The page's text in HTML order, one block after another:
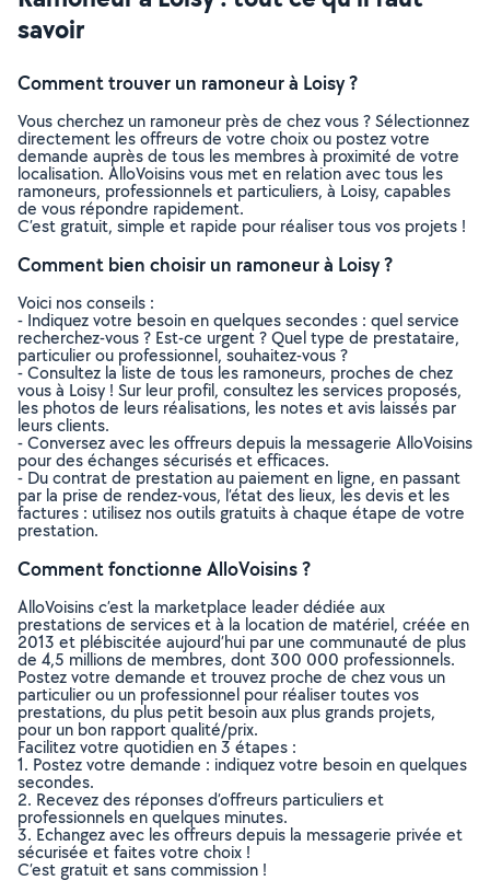
savoir
Comment trouver un ramoneur à Loisy ?
Vous cherchez un ramoneur près de chez vous ? Sélectionnez
directement les offreurs de votre choix ou postez votre
demande auprès de tous les membres à proximité de votre
localisation. AlloVoisins vous met en relation avec tous les
ramoneurs, professionnels et particuliers, à Loisy, capables
de vous répondre rapidement.
C’est gratuit, simple et rapide pour réaliser tous vos projets !
Comment bien choisir un ramoneur à Loisy ?
Voici nos conseils :
- Indiquez votre besoin en quelques secondes : quel service
recherchez-vous ? Est-ce urgent ? Quel type de prestataire,
particulier ou professionnel, souhaitez-vous ?
- Consultez la liste de tous les ramoneurs, proches de chez
vous à Loisy ! Sur leur profil, consultez les services proposés,
les photos de leurs réalisations, les notes et avis laissés par
leurs clients.
- Conversez avec les offreurs depuis la messagerie AlloVoisins
pour des échanges sécurisés et efficaces.
- Du contrat de prestation au paiement en ligne, en passant
par la prise de rendez-vous, l’état des lieux, les devis et les
factures : utilisez nos outils gratuits à chaque étape de votre
prestation.
Comment fonctionne AlloVoisins ?
AlloVoisins c’est la marketplace leader dédiée aux
prestations de services et à la location de matériel, créée en
2013 et plébiscitée aujourd’hui par une communauté de plus
de 4,5 millions de membres, dont 300 000 professionnels.
Postez votre demande et trouvez proche de chez vous un
particulier ou un professionnel pour réaliser toutes vos
prestations, du plus petit besoin aux plus grands projets,
pour un bon rapport qualité/prix.
Facilitez votre quotidien en 3 étapes :
1. Postez votre demande : indiquez votre besoin en quelques
secondes.
2. Recevez des réponses d’offreurs particuliers et
professionnels en quelques minutes.
3. Echangez avec les offreurs depuis la messagerie privée et
sécurisée et faites votre choix !
C’est gratuit et sans commission !